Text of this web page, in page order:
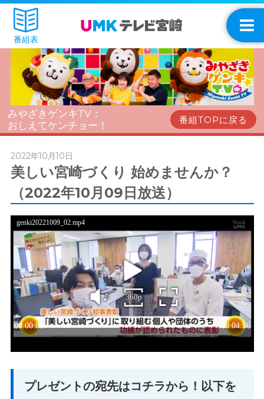
番組表
みやざきゲンキTV：
おしえてケンチョー！
番組TOPに戻る
2022年10月10日
美しい宮崎づくり 始めませんか？
（2022年10月09日放送）
プレゼントの宛先はコチラから！以下を